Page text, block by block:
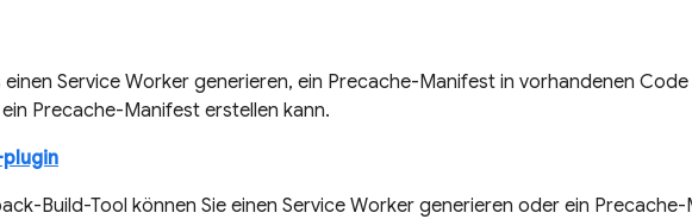
einen Service Worker generieren, ein Precache-Manifest in vorhandenen Code
Precache-Manifest erstellen kann.
Build-Tool können Sie einen Service Worker generieren oder ein